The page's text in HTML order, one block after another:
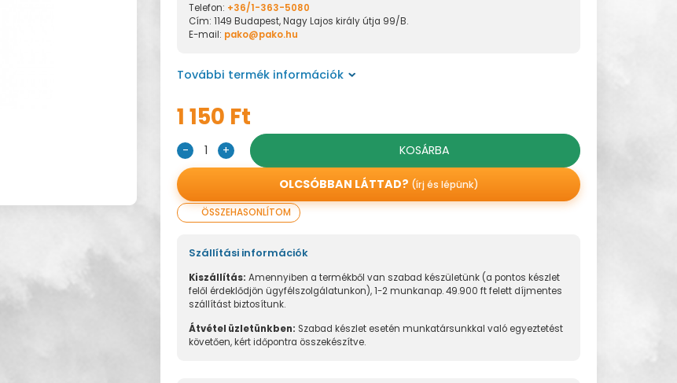
Telefon: +36/1-363-5080
Cím: 1149 Budapest, Nagy Lajos király útja 99/B.
E-mail: pako@pako.hu
További termék információk
1 150 Ft
- 1 + KOSÁRBA
OLCSÓBBAN LÁTTAD? (írj és lépünk)
ÖSSZEHASONLÍTOM
Szállítási információk
Kiszállítás: Amennyiben a termékből van szabad készületünk (a pontos készlet
felől érdeklődjön ügyfélszolgálatunkon), 1-2 munkanap. 49.900 ft felett díjmentes
szállítást biztosítunk.
Átvétel üzletünkben: Szabad készlet esetén munkatársunkkal való egyeztetést
követően, kért időpontra összekészítve.